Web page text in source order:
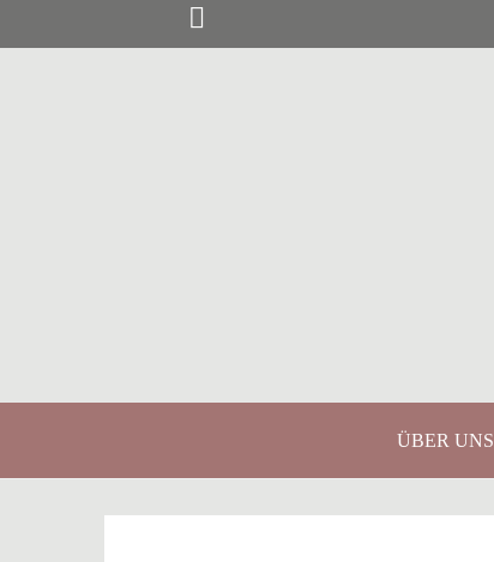
ÜBER UNS